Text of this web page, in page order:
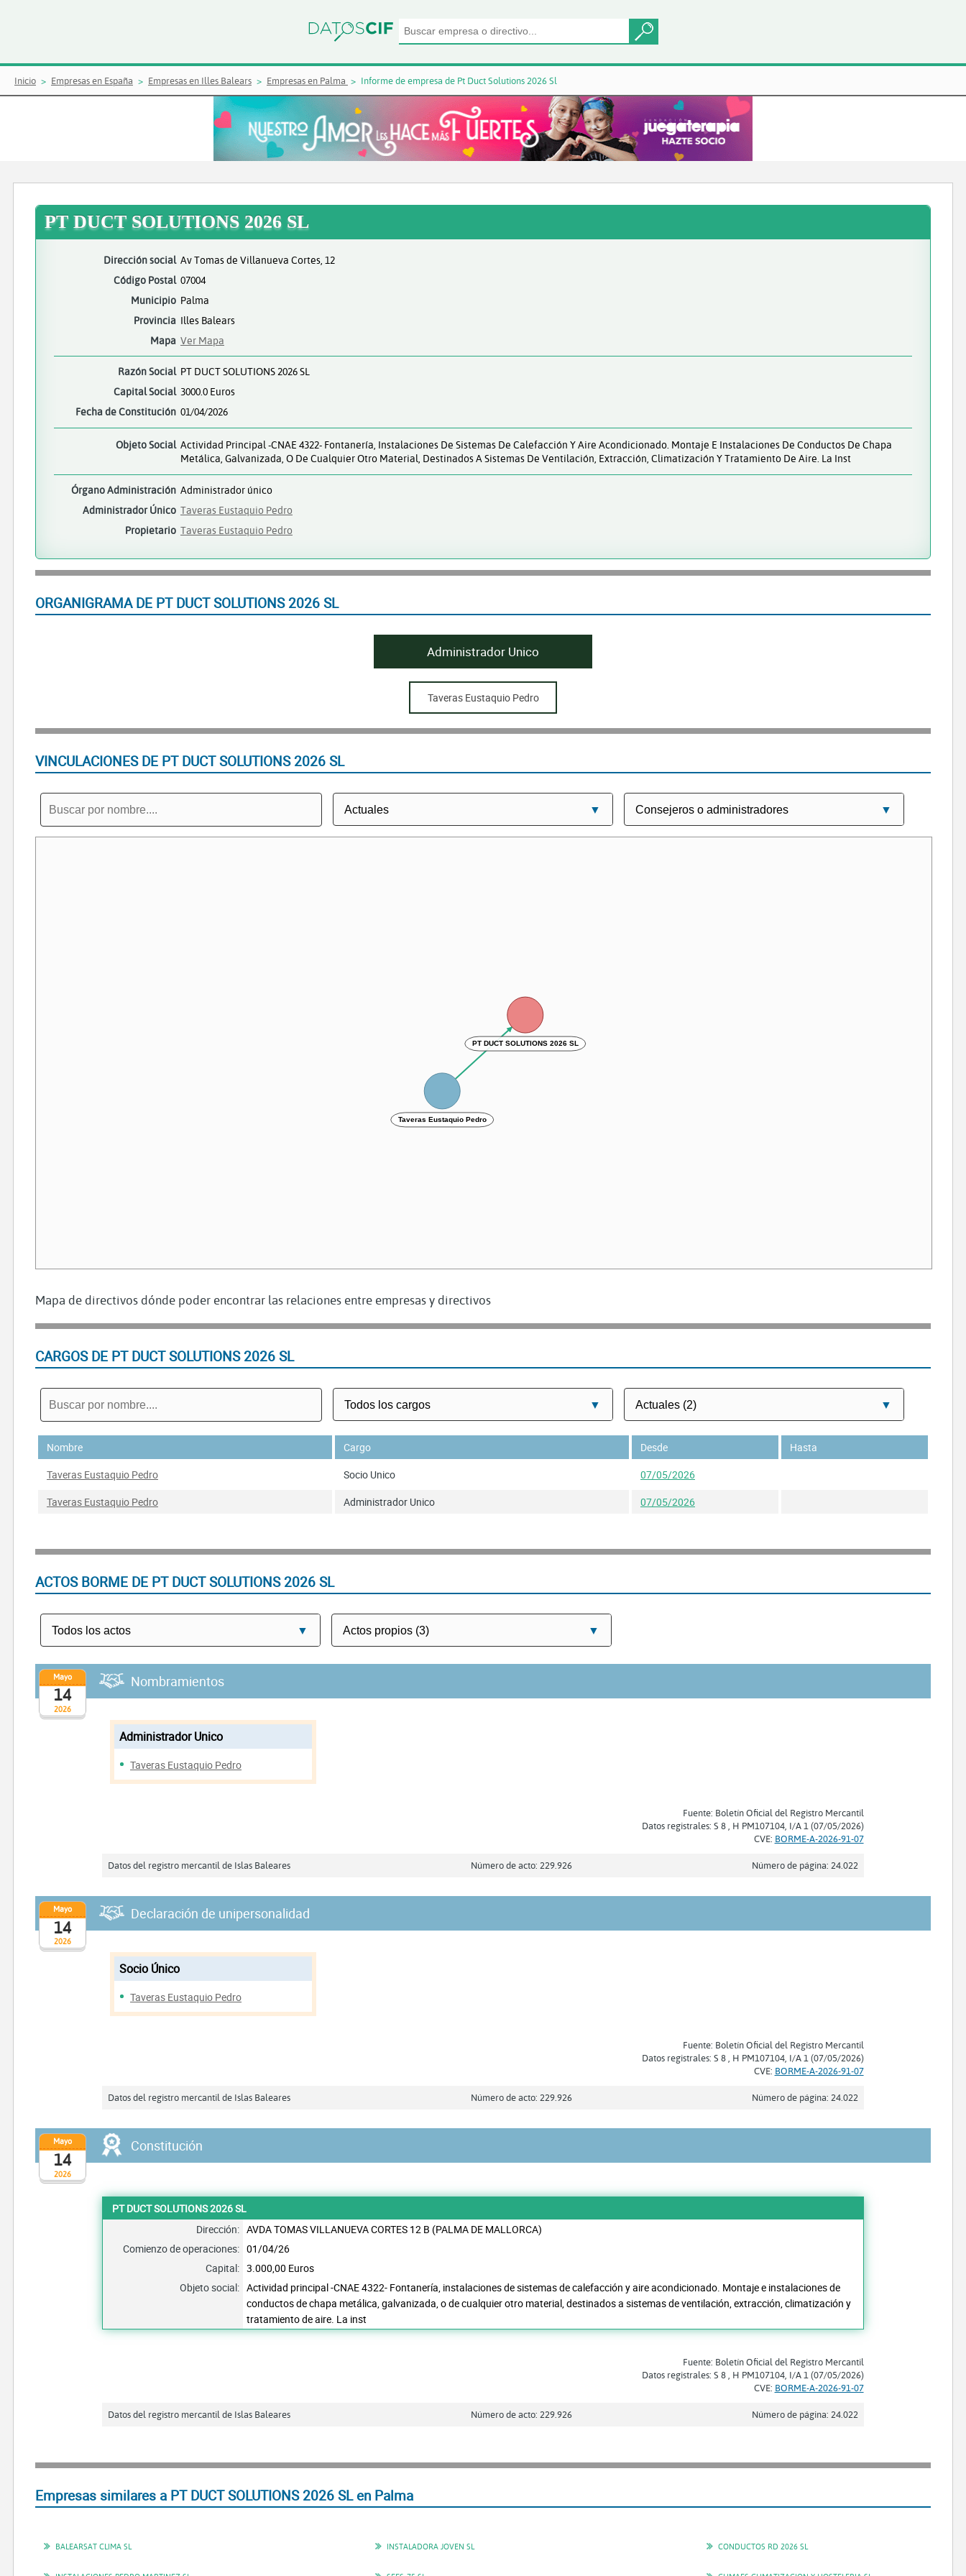
Inicio Empresas en España Empresas en Illes Balears Empresas en Palma Informe de empresa de Pt Duct Solutions 2026 Sl
PT DUCT SOLUTIONS 2026 SL
Dirección social Av Tomas de Villanueva Cortes, 12
Código Postal 07004
Municipio Palma
Provincia Illes Balears
Mapa Ver Mapa
Razón Social PT DUCT SOLUTIONS 2026 SL
Capital Social 3000.0 Euros
Fecha de Constitución 01/04/2026
Objeto Social Actividad Principal -CNAE 4322- Fontanería, Instalaciones De Sistemas De Calefacción Y Aire Acondicionado. Montaje E Instalaciones De Conductos De Chapa
Metálica, Galvanizada, O De Cualquier Otro Material, Destinados A Sistemas De Ventilación, Extracción, Climatización Y Tratamiento De Aire. La Inst
Órgano Administración Administrador único
Administrador Único Taveras Eustaquio Pedro
Propietario Taveras Eustaquio Pedro
ORGANIGRAMA DE PT DUCT SOLUTIONS 2026 SL
Administrador Unico
Taveras Eustaquio Pedro
VINCULACIONES DE PT DUCT SOLUTIONS 2026 SL
PT DUCT SOLUTIONS 2026 SL
Taveras Eustaquio Pedro
Mapa de directivos dónde poder encontrar las relaciones entre empresas y directivos
CARGOS DE PT DUCT SOLUTIONS 2026 SL
Nombre Cargo Desde
Hasta
Taveras Eustaquio Pedro
Socio Unico
07/05/2026
Taveras Eustaquio Pedro
Administrador Unico 07/05/2026
ACTOS BORME DE PT DUCT SOLUTIONS 2026 SL
2026
Mayo
14
Nombramientos
Administrador Unico
Taveras Eustaquio Pedro
Fuente: Boletín Oficial del Registro Mercantil
Datos registrales: S 8 , H PM107104, I/A 1 (07/05/2026)
CVE: BORME-A-2026-91-07
Datos del registro mercantil de Islas Baleares Número de acto: 229.926 Número de página: 24.022
2026
Mayo
14
Declaración de unipersonalidad
Socio Único
Taveras Eustaquio Pedro
Fuente: Boletín Oficial del Registro Mercantil
Datos registrales: S 8 , H PM107104, I/A 1 (07/05/2026)
CVE: BORME-A-2026-91-07
Datos del registro mercantil de Islas Baleares Número de acto: 229.926 Número de página: 24.022
2026
Mayo
14
Constitución
PT DUCT SOLUTIONS 2026 SL
Dirección: AVDA TOMAS VILLANUEVA CORTES 12 B (PALMA DE MALLORCA)
Comienzo de operaciones: 01/04/26
Capital: 3.000,00 Euros
Objeto social: Actividad principal -CNAE 4322- Fontanería, instalaciones de sistemas de calefacción y aire acondicionado. Montaje e instalaciones de
conductos de chapa metálica, galvanizada, o de cualquier otro material, destinados a sistemas de ventilación, extracción, climatización y
tratamiento de aire. La inst
Fuente: Boletín Oficial del Registro Mercantil
Datos registrales: S 8 , H PM107104, I/A 1 (07/05/2026)
CVE: BORME-A-2026-91-07
Datos del registro mercantil de Islas Baleares Número de acto: 229.926 Número de página: 24.022
Empresas similares a PT DUCT SOLUTIONS 2026 SL en Palma
BALEARSAT CLIMA SL INSTALADORA JOVEN SL CONDUCTOS RD 2026 SL